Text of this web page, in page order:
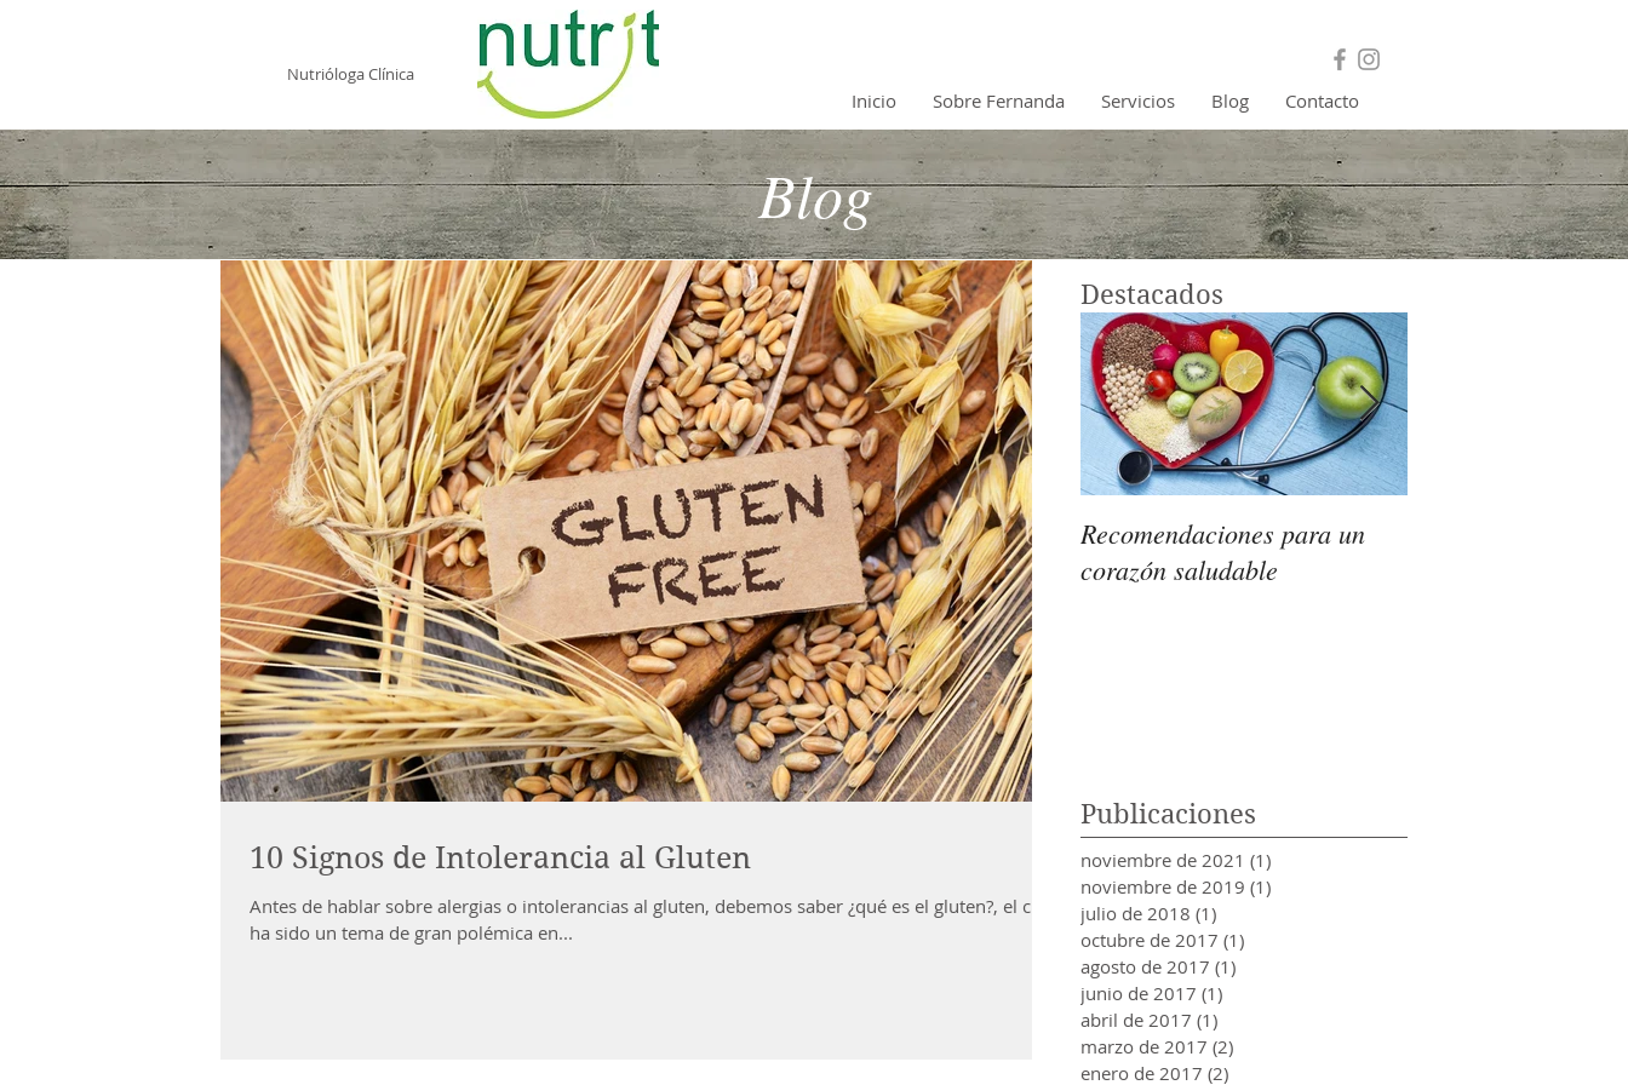
Nutrióloga Clínica
Inicio Sobre Fernanda Servicios Blog Contacto
Blog
10 Signos de Intolerancia al Gluten
Antes de hablar sobre alergias o intolerancias al gluten, debemos saber ¿qué es el gluten?, el cual
ha sido un tema de gran polémica en...
Destacados
Recomendaciones para un
corazón saludable
Publicaciones
noviembre de 2021 (1)
noviembre de 2019 (1)
julio de 2018 (1)
octubre de 2017 (1)
agosto de 2017 (1)
junio de 2017 (1)
abril de 2017 (1)
marzo de 2017 (2)
enero de 2017 (2)